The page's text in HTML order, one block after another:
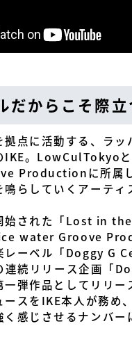
だからこそ際立
拠点に活動する、ラッ
IKE。LowCulTokyo
Productionに所属
らしていくアーティ
始された「Lost in
water Groove
レーベル「Doggy G
続リリース企画「
一弾作品としてリリー
ースをIKE本人が務め
く感じさせるナンバー